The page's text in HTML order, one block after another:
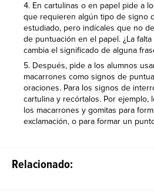
En cartulinas o en papel pide a
que requieren algún tipo de signo
estudiado, pero indícales que no
de puntuación en el papel. ¿La
cambia el significado de alguna
Después, pide a los alumnos
macarrones como signos de
oraciones. Para los signos de
cartulina y recórtalos. Por ejemplo,
los macarrones y gomitas para
exclamación, o para formar un
Relacionado: